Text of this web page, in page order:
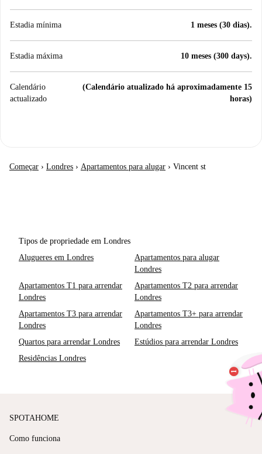
Estadia mínima 1 meses (30 dias).
Estadia máxima 10 meses (300 days).
Calendário
actualizado
(Calendário atualizado há aproximadamente 15
horas)
Começar › Londres › Apartamentos para alugar › Vincent st
Tipos de propriedade em Londres
Alugueres em Londres
Apartamentos para alugar
Londres
Apartamentos T1 para arrendar
Londres
Apartamentos T2 para arrendar
Londres
Apartamentos T3 para arrendar
Londres
Apartamentos T3+ para arrendar
Londres
Quartos para arrendar Londres
Estúdios para arrendar Londres
Residências Londres
SPOTAHOME
Como funciona